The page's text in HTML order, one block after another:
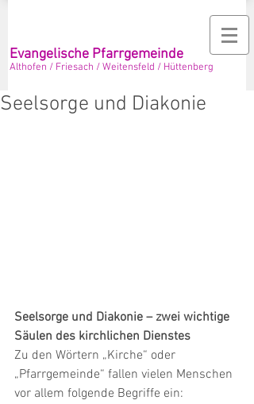
Evangelische Pfarrgemeinde
Althofen / Friesach / Weitensfeld / Hüttenberg
Seelsorge und Diakonie
Seelsorge und Diakonie – zwei wichtige
Säulen des kirchlichen Dienstes
Zu den Wörtern „Kirche“ oder
„Pfarrgemeinde“ fallen vielen Menschen
vor allem folgende Begriffe ein: